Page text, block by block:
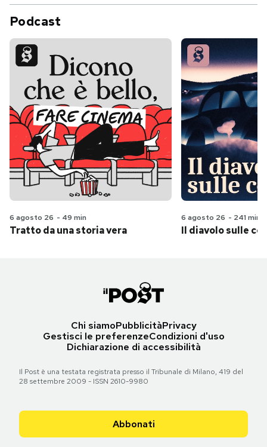
Podcast
6 agosto 26 - 49 min
Tratto da una storia vera
6 agosto 26 - 241 min
Il diavolo sulle
Chi siamoPubblicitàPrivacy
Gestisci le preferenzeCondizioni d'uso
Dichiarazione di accessibilità
Il Post è una testata registrata presso il Tribunale di Milano, 419 del
28 settembre 2009 - ISSN 2610-9980
Abbonati